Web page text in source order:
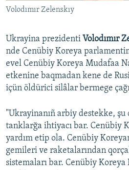
RFE/RS bütün saytları
Volodımır Zelenskıy
Ukrayina prezidenti Volodımır
nde Cenübiy Koreya
evel Cenübiy Koreya Mudafaa
etkenine baqmadan kene de
içün öldürici silâlar bermege
"Ukrayinanıñ arbiy destekke, şu
tanklarğa ihtiyacı bar. Cenübiy
yardım etip ola. Cenübiy
gemileri ve raketalarından
sistemaları bar. Cenübiy Koreya